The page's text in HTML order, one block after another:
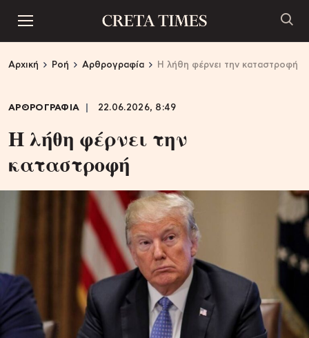
Αρχική Ροή Αρθρογραφία Η λήθη φέρνει την καταστροφή
ΑΡΘΡΟΓΡΑΦΙΑ 22.06.2026, 8:49
Η λήθη φέρνει την
καταστροφή